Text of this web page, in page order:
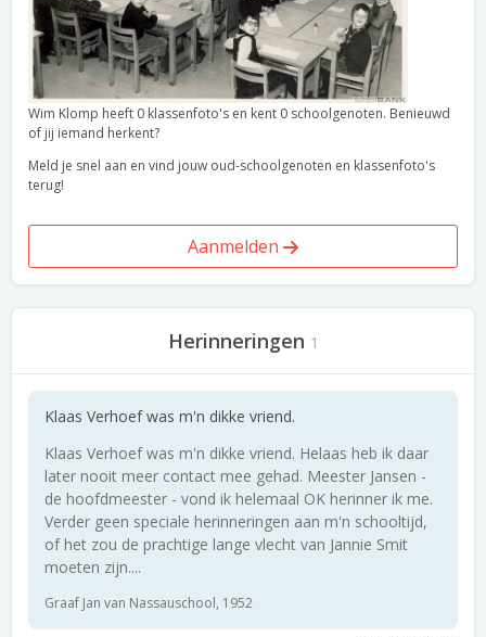
Wim Klomp heeft 0 klassenfoto's en kent 0 schoolgenoten. Benieuwd
of jij iemand herkent?
Meld je snel aan en vind jouw oud-schoolgenoten en klassenfoto's
terug!
Aanmelden
Herinneringen 1
Klaas Verhoef was m'n dikke vriend.
Klaas Verhoef was m'n dikke vriend. Helaas heb ik daar
later nooit meer contact mee gehad. Meester Jansen -
de hoofdmeester - vond ik helemaal OK herinner ik me.
Verder geen speciale herinneringen aan m'n schooltijd,
of het zou de prachtige lange vlecht van Jannie Smit
moeten zijn....
Graaf Jan van Nassauschool, 1952